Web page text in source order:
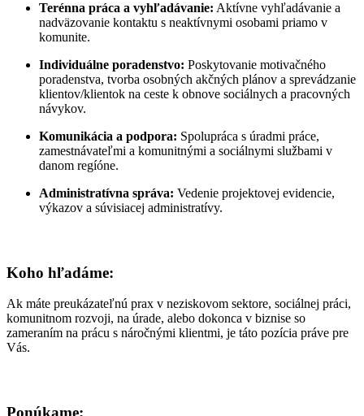
Terénna práca a vyhľadávanie: Aktívne vyhľadávanie a
nadväzovanie kontaktu s neaktívnymi osobami priamo v
komunite.
Individuálne poradenstvo: Poskytovanie motivačného
poradenstva, tvorba osobných akčných plánov a sprevádzanie
klientov/klientok na ceste k obnove sociálnych a pracovných
návykov.
Komunikácia a podpora: Spolupráca s úradmi práce,
zamestnávateľmi a komunitnými a sociálnymi službami v
danom regíóne.
Administratívna správa: Vedenie projektovej evidencie,
výkazov a súvisiacej administratívy.
Koho hľadáme:
Ak máte preukázateľnú prax v neziskovom sektore, sociálnej práci,
komunitnom rozvoji, na úrade, alebo dokonca v biznise so
zameraním na prácu s náročnými klientmi, je táto pozícia práve pre
Vás.
Ponúkame: